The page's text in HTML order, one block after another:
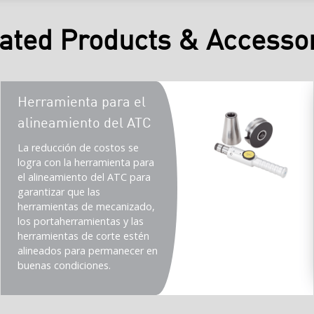
Products &
Teaser
title
Herramienta para el
alineamiento del ATC
Teaser
description
(Imperial)
La reducción de costos se
logra con la herramienta para
el alineamiento del ATC para
garantizar que las
herramientas de mecanizado,
los portaherramientas y las
herramientas de corte estén
alineados para permanecer en
buenas condiciones.